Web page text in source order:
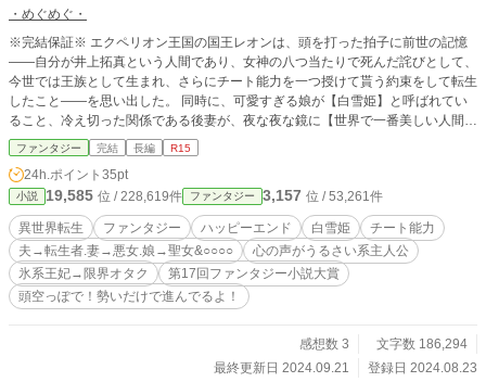
・めぐめぐ・
※完結保証※ エクペリオン王国の国王レオンは、頭を打った拍子に前世の記憶
――自分が井上拓真という人間であり、女神の八つ当たりで死んだ詫びとして、
今世では王族として生まれ、さらにチート能力を一つ授けて貰う約束をして転生
したこと――を思い出した。 同時に、可愛すぎる娘が【白雪姫】と呼ばれてい
ること、冷え切った関係である後妻が、夜な夜な鏡に【世界で一番美しい人間】
を問うている噂があることから、この世界が白雪姫の世界ではないかと気付いた
レオンは、愛する家族を守るために、破滅に突き進む妻を救うため、まずは元凶
である魔法の鏡をぶっ壊すことを決意する。 しかし元凶である鏡から、レオン
自身が魔法の鏡に成りすまし、妻が破滅しないように助言すればいいのでは？
と提案され、鏡越しに対峙した妻は、 「あぁ……陛下……今日も素敵過ぎま
す……」 彼の知る姿とはかけ離れていた―― 妻は何故破滅を目指すのか。 その
謎を解き明かし、愛する家族とのハッピーエンドと、ラブラブな夫婦関係を目指
す夫のお話。 何か色々と設定を入れまくった、混ぜるな危険恋愛ファンタジー
※勢いだけで進んでます！ 頭からっぽでお楽しみください。 ※あくまで白雪
ファンタジー 完結 長編 R15
24h.ポイント 35pt
小説 19,585 位 / 228,619件 ファンタジー 3,157 位 / 53,261件
異世界転生 ファンタジー ハッピーエンド 白雪姫
チート能力
夫→転生者.妻→悪女.娘→聖女&○○○○
心の声がうるさい系主人公
氷系王妃→限界オタク
第17回ファンタジー小説大賞
頭空っぽで！勢いだけで進んでるよ！
感想数 3
文字数 186,294
最終更新日 2024.09.21
登録日 2024.08.23